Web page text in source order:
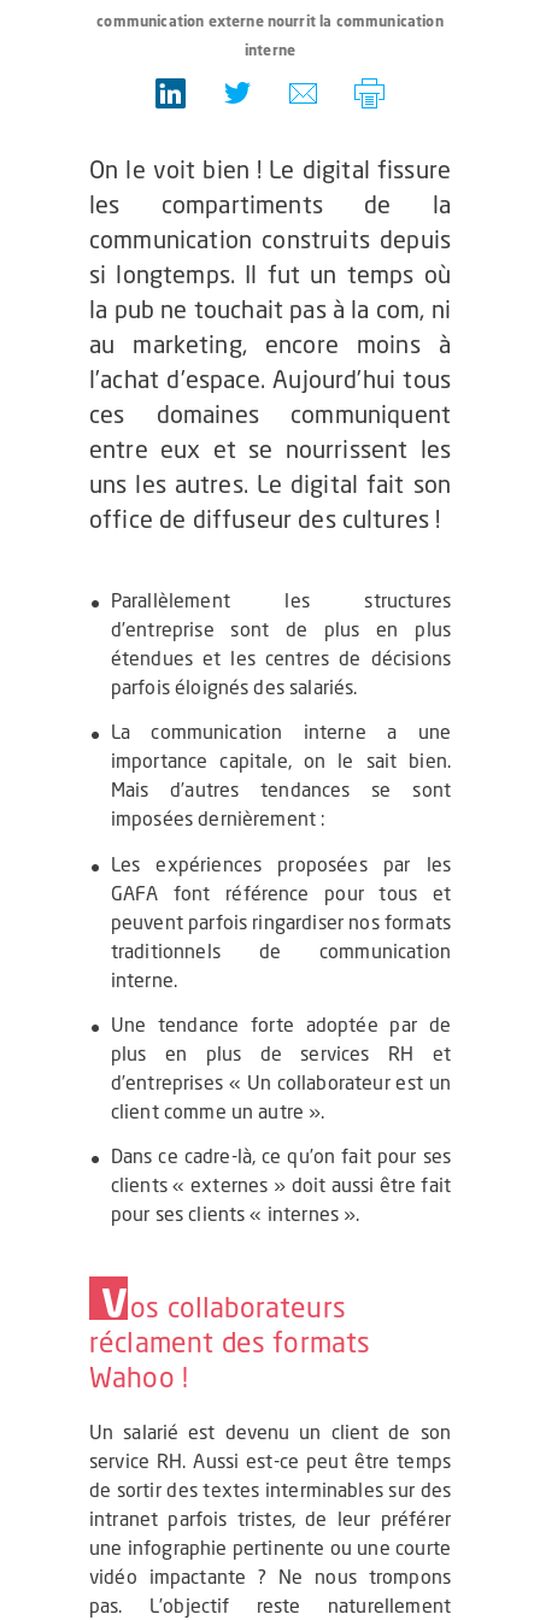
communication externe nourrit la communication
interne
On le voit bien ! Le digital fissure
les compartiments de la
communication construits depuis
si longtemps. Il fut un temps où
la pub ne touchait pas à la com, ni
au marketing, encore moins à
l’achat d’espace. Aujourd’hui tous
ces domaines communiquent
entre eux et se nourrissent les
uns les autres. Le digital fait son
office de diffuseur des cultures !
Parallèlement les structures
d’entreprise sont de plus en plus
étendues et les centres de décisions
parfois éloignés des salariés.
La communication interne a une
importance capitale, on le sait bien.
Mais d’autres tendances se sont
imposées dernièrement :
Les expériences proposées par les
GAFA font référence pour tous et
peuvent parfois ringardiser nos formats
traditionnels de communication
interne.
Une tendance forte adoptée par de
plus en plus de services RH et
d’entreprises « Un collaborateur est un
client comme un autre ».
Dans ce cadre-là, ce qu’on fait pour ses
clients « externes » doit aussi être fait
pour ses clients « internes ».
V os collaborateurs
réclament des formats
Wahoo !
Un salarié est devenu un client de son
service RH. Aussi est-ce peut être temps
de sortir des textes interminables sur des
intranet parfois tristes, de leur préférer
une infographie pertinente ou une courte
vidéo impactante ? Ne nous trompons
pas. L’objectif reste naturellement